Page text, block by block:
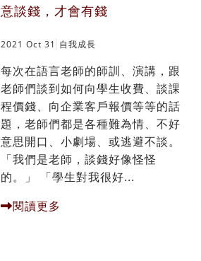
意談錢，才會有錢
2021 Oct 31 自我成長
每次在語言老師的師訓、演講，跟
老師們談到如何向學生收費、談課
程價錢、向企業客戶報價等等的話
題，老師們都是各種難為情、不好
意思開口、小劇場、或逃避不談。
「我們是老師，談錢好像怪怪
的。」 「學生對我很好...
閱讀更多